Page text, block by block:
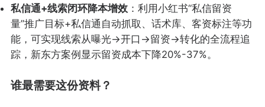
私信通+线索闭环降本增效：利用小红书“私信留资
量”推广目标+私信通自动抓取、话术库、客资标注等功
能，可实现线索从曝光→开口→留资→转化的全流程追
踪，新东方案例显示留资成本下降20%-37%。
谁最需要这份资料？